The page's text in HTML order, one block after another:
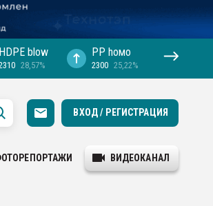
HDPE blow
28,57%
PP hомо
2300 25,22%
ВХОД / РЕГИСТРАЦИЯ
ВИДЕОКАНАЛ